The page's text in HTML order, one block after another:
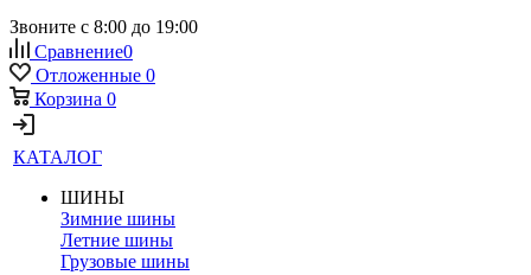
Звоните с 8:00 до 19:00
Сравнение0
Отложенные 0
Корзина 0
КАТАЛОГ
ШИНЫ
Зимние шины
Летние шины
Грузовые шины